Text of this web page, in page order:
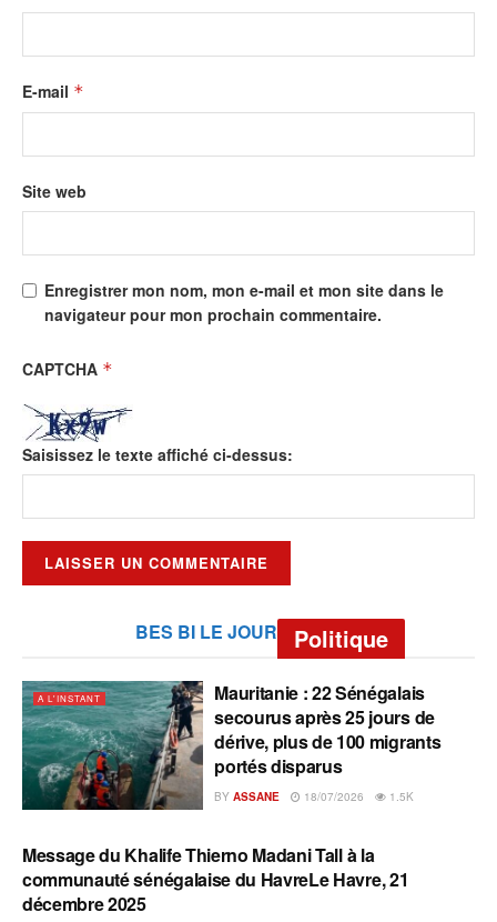
E-mail *
Site web
Enregistrer mon nom, mon e-mail et mon site dans le
navigateur pour mon prochain commentaire.
CAPTCHA *
Saisissez le texte affiché ci-dessus:
BES BI LE JOUR Politique
A L'INSTANT
Mauritanie : 22 Sénégalais
secourus après 25 jours de
dérive, plus de 100 migrants
portés disparus
BY ASSANE 18/07/2026 1.5K
A L'INSTANT
Message du Khalife Thierno Madani Tall à la
communauté sénégalaise du HavreLe Havre, 21
décembre 2025